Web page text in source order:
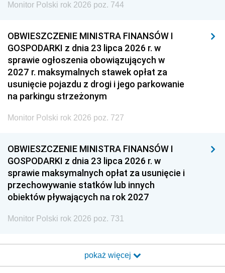
Monitor Polski rok 2026 poz. 744
OBWIESZCZENIE MINISTRA FINANSÓW I
GOSPODARKI z dnia 23 lipca 2026 r. w
sprawie ogłoszenia obowiązujących w
2027 r. maksymalnych stawek opłat za
usunięcie pojazdu z drogi i jego parkowanie
na parkingu strzeżonym
Monitor Polski rok 2026 poz. 727
OBWIESZCZENIE MINISTRA FINANSÓW I
GOSPODARKI z dnia 23 lipca 2026 r. w
sprawie maksymalnych opłat za usunięcie i
przechowywanie statków lub innych
obiektów pływających na rok 2027
Monitor Polski rok 2026 poz. 731
pokaż więcej